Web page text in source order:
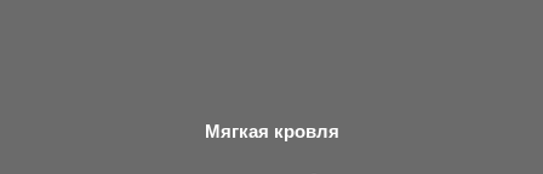
Мягкая кровля